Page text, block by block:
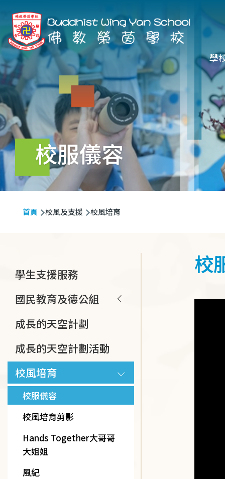
移至主內容
學
校服儀容
航
首頁 校風及支援 校風培育
校
navigation
學生支援服務
國民教育及德公組
成長的天空計劃
成長的天空計劃活動
校風培育
校服儀容
校風培育剪影
Hands Together大哥哥
大姐姐
風紀